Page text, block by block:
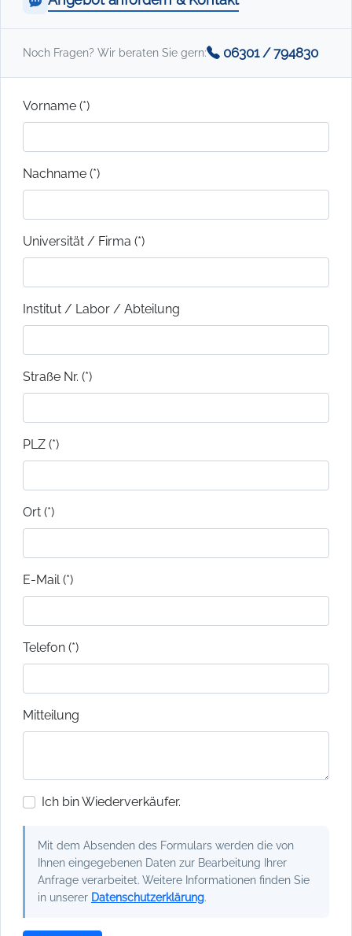
Noch Fragen? Wir beraten Sie gern: 06301 / 794830
Vorname (*)
Nachname (*)
Universität / Firma (*)
Institut / Labor / Abteilung
Straße Nr. (*)
PLZ (*)
Ort (*)
E-Mail (*)
Telefon (*)
Mitteilung
Ich bin Wiederverkäufer.
Mit dem Absenden des Formulars werden die von
Ihnen eingegebenen Daten zur Bearbeitung Ihrer
Anfrage verarbeitet. Weitere Informationen finden Sie
in unserer Datenschutzerklärung.